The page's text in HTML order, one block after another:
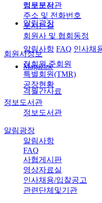
정보도서관
알림광장
알림사항 FAQ 인사채
Magazine
격월간사료
업무분장
주소 및 전화번호
오시는길
회원사 및 협회동정
회원사정보
정회원,준회원
특별회원(TMR)
공장현황
정보도서관
정보도서관
알림광장
알림사항
FAQ
사협게시판
영상자료실
인사채용/입찰공고
관련단체및기관